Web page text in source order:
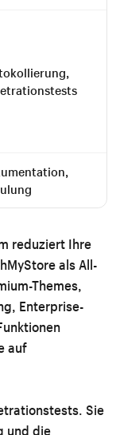
reduziert Ihre
als All-
Themes,
Enterprise-
auf
Sie
und die